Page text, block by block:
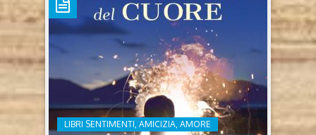
LIBRI SENTIMENTI, AMICIZIA, AMORE